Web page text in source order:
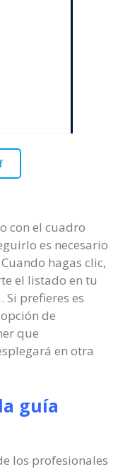
con el cuadro
es necesario
hagas clic,
el listado en tu
prefieres es
de
que
en otra
guía
los profesionales